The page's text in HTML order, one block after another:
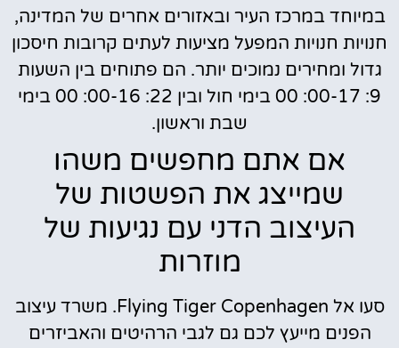
במיוחד במרכז העיר ובאזורים אחרים של המדינה,
חנויות חנויות המפעל מציעות לעתים קרובות חיסכון
גדול ומחירים נמוכים יותר. הם פתוחים בין השעות
9: 00-17: 00 בימי חול ובין 22: 00-16: 00 בימי
שבת וראשון.
אם אתם מחפשים משהו
שמייצג את הפשטות של
העיצוב הדני עם נגיעות של
מוזרות
סעו אל Flying Tiger Copenhagen. משרד עיצוב
הפנים מייעץ לכם גם לגבי הרהיטים והאביזרים